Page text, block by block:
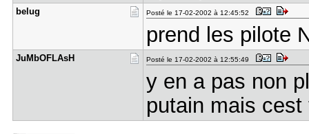
belug Posté le 17-02-2002 à 12:45:52
prend les pilote
JuMbOFLAsH Posté le 17-02-2002 à 12:55:49
y en a pas non
putain mais